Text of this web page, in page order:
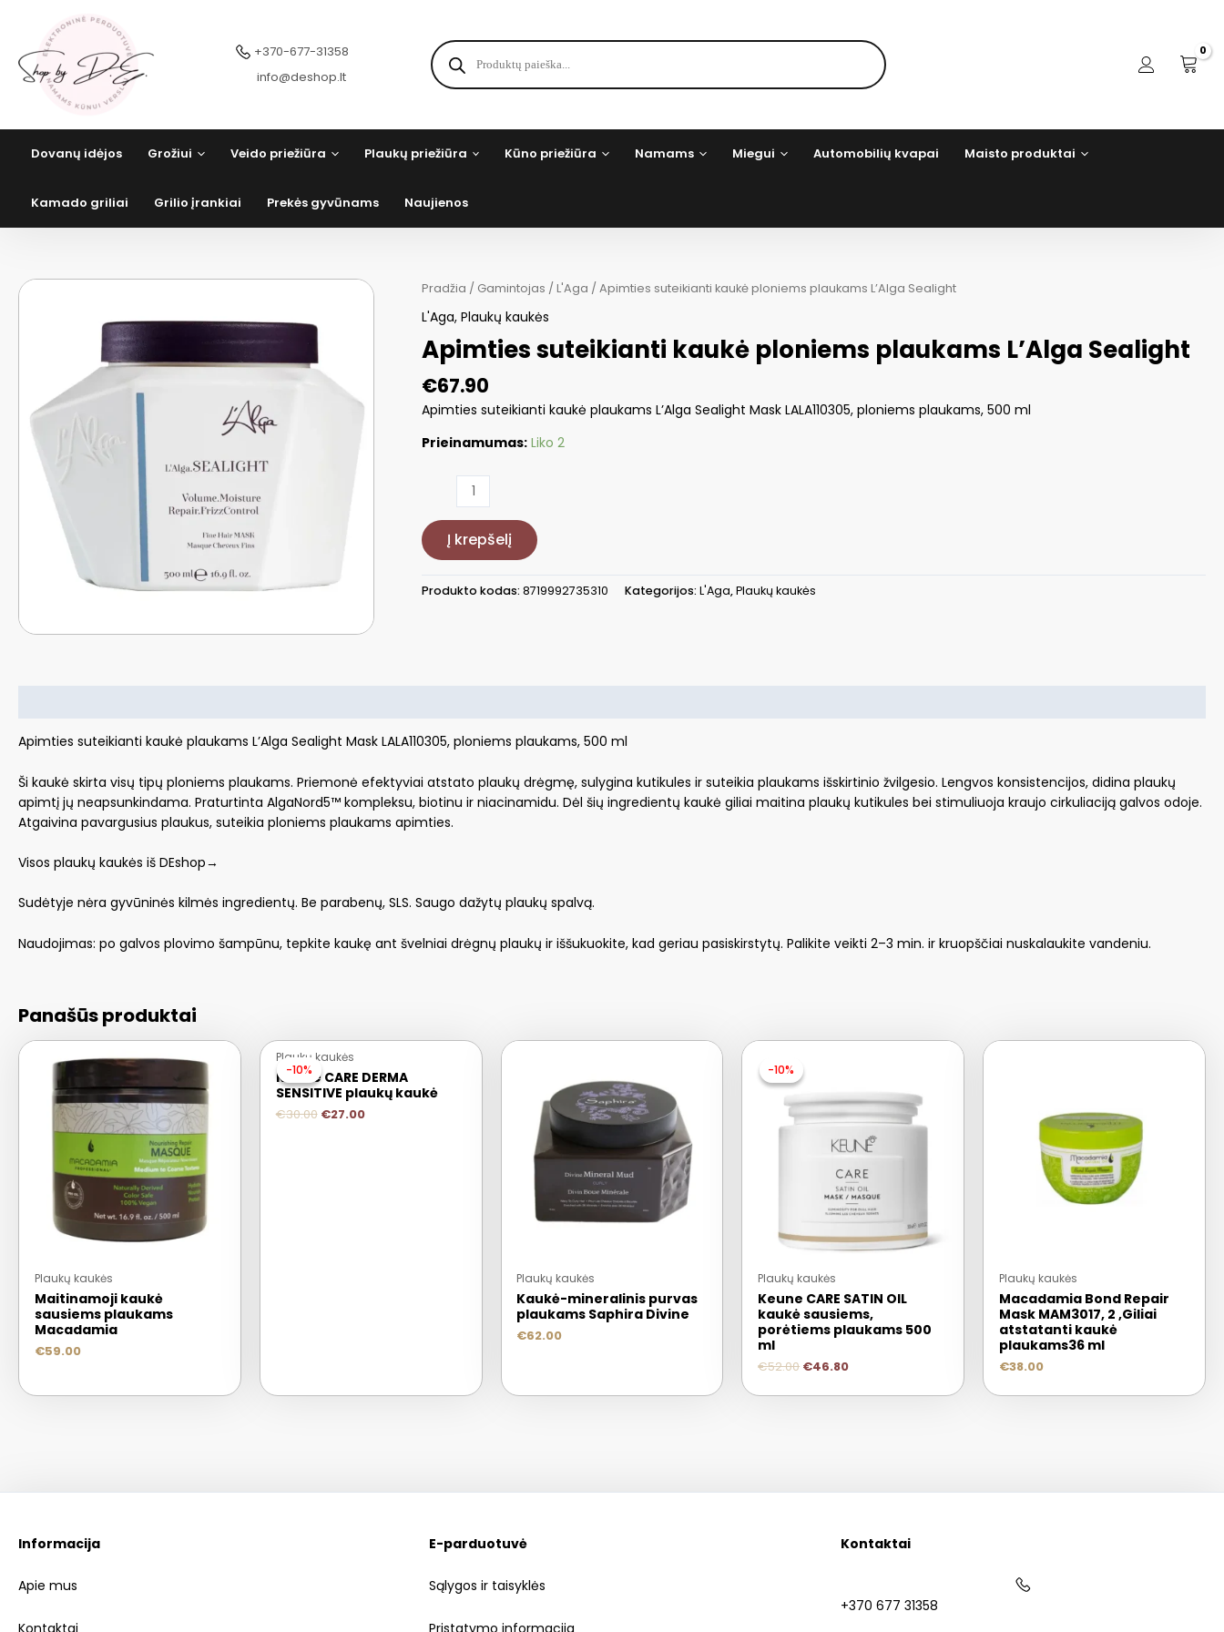
turinio
+370-677-31358
info@deshop.lt
Products
search
Dovanų idėjos Grožiui Veido priežiūra Plaukų priežiūra Kūno priežiūra Namams Miegui Automobilių kvapai Maisto produktai
Kamado griliai Grilio įrankiai Prekės gyvūnams Naujienos
Pradžia / Gamintojas /L'Aga / Apimties suteikianti kaukė ploniems plaukams L’Alga Sealight
L'Aga,Plaukų kaukės
Apimties suteikianti kaukė ploniems plaukams L’Alga Sealight
€67.90
Apimties suteikianti kaukė plaukams L’Alga Sealight Mask LALA110305, ploniems plaukams, 500 ml
Prieinamumas: Liko 2
produkto
Apimties
suteikianti
kaukė
ploniems
Į krepšelį
Produkto kodas:8719992735310 Kategorijos:L'Aga,Plaukų kaukės
Apimties suteikianti kaukė plaukams L’Alga Sealight Mask LALA110305, ploniems plaukams, 500 ml
Ši kaukė skirta visų tipų ploniems plaukams. Priemonė efektyviai atstato plaukų drėgmę, sulygina kutikules ir suteikia plaukams išskirtinio žvilgesio. Lengvos konsistencijos, didina plaukų
apimtį jų neapsunkindama. Praturtinta AlgaNord5™ kompleksu, biotinu ir niacinamidu. Dėl šių ingredientų kaukė giliai maitina plaukų kutikules bei stimuliuoja kraujo cirkuliaciją galvos odoje.
Atgaivina pavargusius plaukus, suteikia ploniems plaukams apimties.
Visos plaukų kaukės iš DEshop→
Sudėtyje nėra gyvūninės kilmės ingredientų. Be parabenų, SLS. Saugo dažytų plaukų spalvą.
Naudojimas: po galvos plovimo šampūnu, tepkite kaukę ant švelniai drėgnų plaukų ir iššukuokite, kad geriau pasiskirstytų. Palikite veikti 2–3 min. ir kruopščiai nuskalaukite vandeniu.
Panašūs produktai
Plaukų kaukės
Maitinamoji kaukė
sausiems plaukams
Macadamia
€59.00
-10%
-10%
Plaukų kaukės
Keune CARE DERMA
SENSITIVE plaukų kaukė
€30.00 €27.00
Plaukų kaukės
Kaukė-mineralinis purvas
plaukams Saphira Divine
€62.00
-10%
-10%
Plaukų kaukės
Keune CARE SATIN OIL
kaukė sausiems,
porėtiems plaukams 500
ml
€52.00 €46.80
Plaukų kaukės
Macadamia Bond Repair
Mask MAM3017, 2 ,Giliai
atstatanti kaukė
plaukams36 ml
€38.00
Informacija
Apie mus
Kontaktai
E-parduotuvė
Sąlygos ir taisyklės
Pristatymo informacija
Kontaktai
+370 677 31358